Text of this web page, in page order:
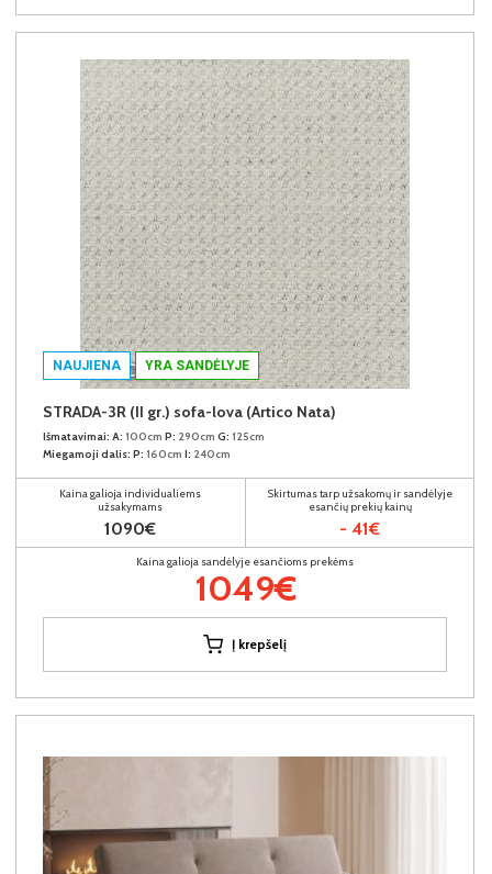
NAUJIENA YRA SANDĖLYJE
STRADA-3R (II gr.) sofa-lova (Artico Nata)
Išmatavimai: A: 100cm P: 290cm G: 125cm
Miegamoji dalis: P: 160cm I: 240cm
Kaina galioja individualiems
užsakymams
1090€
Skirtumas tarp užsakomų ir sandėlyje
esančių prekių kainų
- 41€
Kaina galioja sandėlyje esančioms prekėms
1049€
Į krepšelį